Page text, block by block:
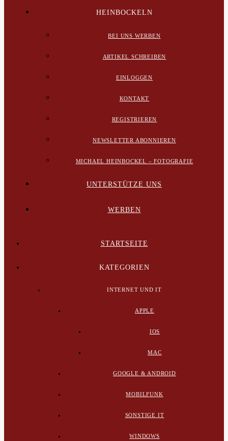
HEINBOCKELN
BEI UNS WERBEN
ARTIKEL SCHREIBEN
EINLOGGEN
KONTAKT
REGISTRIEREN
NEWSLETTER ABONNIEREN
MICHAEL HEINBOCKEL – FOTOGRAFIE
UNTERSTÜTZE UNS
WERBEN
STARTSEITE
KATEGORIEN
INTERNET UND IT
APPLE
IOS
MAC
GOOGLE & ANDROID
MOBILFUNK
SONSTIGE IT
WINDOWS